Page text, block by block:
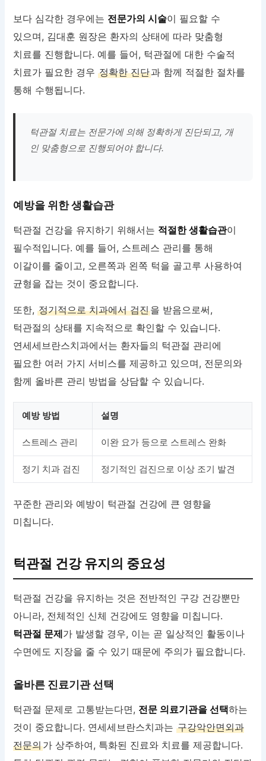
보다 심각한 경우에는 전문가의 시술이 필요할 수
있으며, 김대훈 원장은 환자의 상태에 따라 맞춤형
치료를 진행합니다. 예를 들어, 턱관절에 대한 수술적
치료가 필요한 경우정확한 진단과 함께 적절한 절차를
통해 수행됩니다.
턱관절 치료는 전문가에 의해 정확하게 진단되고, 개
인 맞춤형으로 진행되어야 합니다.
예방을 위한 생활습관
턱관절 건강을 유지하기 위해서는 적절한 생활습관이
필수적입니다. 예를 들어, 스트레스 관리를 통해
이갈이를 줄이고, 오른쪽과 왼쪽 턱을 골고루 사용하여
균형을 잡는 것이 중요합니다.
또한,정기적으로 치과에서 검진을 받음으로써,
턱관절의 상태를 지속적으로 확인할 수 있습니다.
연세세브란스치과에서는 환자들의 턱관절 관리에
필요한 여러 가지 서비스를 제공하고 있으며, 전문의와
함께 올바른 관리 방법을 상담할 수 있습니다.
예방 방법 설명
스트레스 관리 이완 요가 등으로 스트레스 완화
정기 치과 검진 정기적인 검진으로 이상 조기 발견
꾸준한 관리와 예방이 턱관절 건강에 큰 영향을
미칩니다.
턱관절 건강 유지의 중요성
턱관절 건강을 유지하는 것은 전반적인 구강 건강뿐만
아니라, 전체적인 신체 건강에도 영향을 미칩니다.
턱관절 문제가 발생할 경우, 이는 곧 일상적인 활동이나
수면에도 지장을 줄 수 있기 때문에 주의가 필요합니다.
올바른 진료기관 선택
턱관절 문제로 고통받는다면, 전문 의료기관을 선택하는
것이 중요합니다. 연세세브란스치과는구강악안면외과
전문의가 상주하여, 특화된 진료와 치료를 제공합니다.